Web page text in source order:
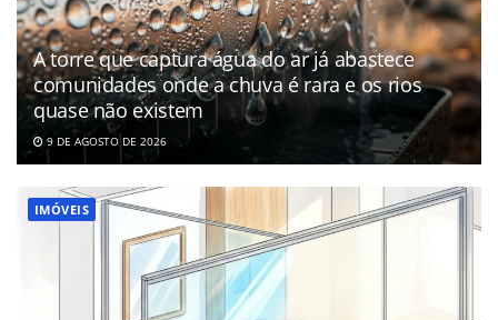
A torre que captura água do ar já abastece
comunidades onde a chuva é rara e os rios
quase não existem
9 DE AGOSTO DE 2026
IMÓVEIS